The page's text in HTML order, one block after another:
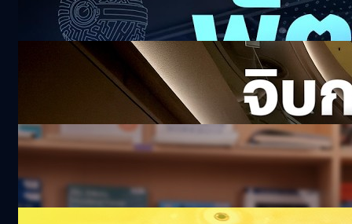
20k views 20 days ago
จิบกาแฟ ถอดวิธีคิด ‘ม.ล.ปีกทอง ทองใหญ่’
128.8k views 23 days ago
BTEC Level 3 วุฒิ ม.ปลาย อินเตอร์ฯ UK เรียน
จบใน 1 ปี
18.3k views 25 days ago
น่ารักไปไหม ! พาทัวร์ดินแดนมินเนี่ยนเปิดใหม่ที่